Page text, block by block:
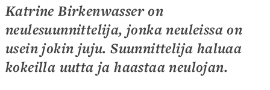
Katrine Birkenwasser on
neulesuunnittelija, jonka neuleissa on
usein jokin juju. Suunnittelija haluaa
kokeilla uutta ja haastaa neulojan.